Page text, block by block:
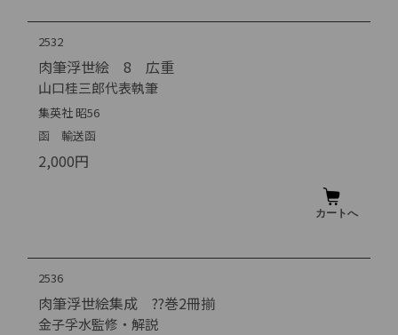
2532
肉筆浮世絵 8 広重
山口桂三郎代表執筆
集英社 昭56
函 輸送函
2,000円
2536
肉筆浮世絵集成 ??巻2冊揃
金子孚水監修・解説